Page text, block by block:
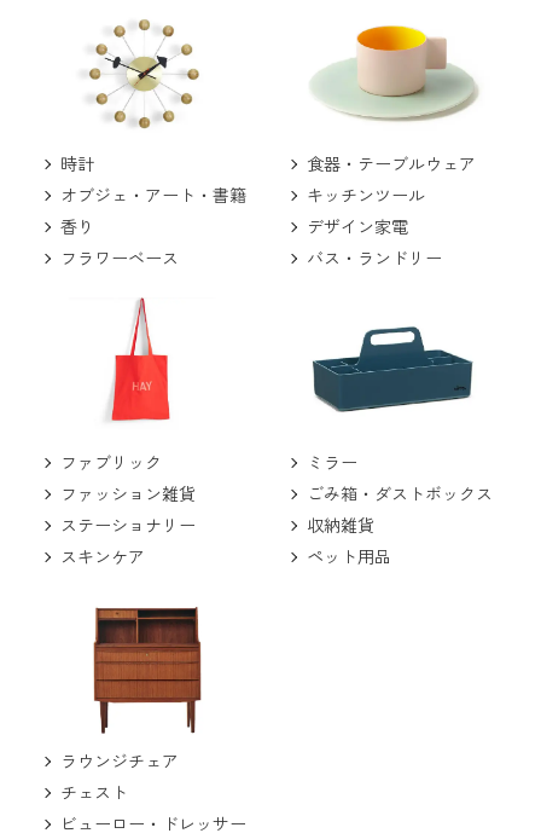
時計
オブジェ・アート・書籍
香り
フラワーベース
食器・テーブルウェア
キッチンツール
デザイン家電
バス・ランドリー
ファブリック
ファッション雑貨
ステーショナリー
スキンケア
ミラー
ごみ箱・ダストボックス
収納雑貨
ペット用品
ラウンジチェア
チェスト
ビューロー・ドレッサー